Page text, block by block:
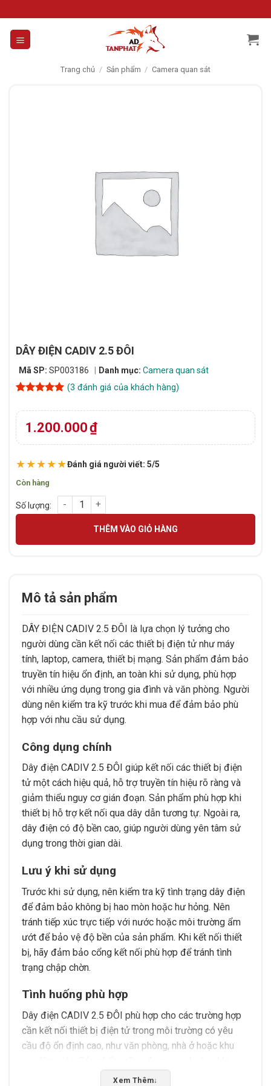
to
content
Trang chủ / Sản phẩm / Camera quan sát
DÂY ĐIỆN CADIV 2.5 ĐÔI
Mã SP: SP003186 Danh mục: Camera quan sát
dựa trên
đánh giá
(3 đánh giá của khách hàng)
1.200.000₫
★★★★★Đánh giá người viết: 5/5
Còn hàng
DÂY ĐIỆN CADIV 2.5 ĐÔI số lượng
THÊM VÀO GIỎ HÀNG
Mô tả sản phẩm
DÂY ĐIỆN CADIV 2.5 ĐÔI là lựa chọn lý tưởng cho
người dùng cần kết nối các thiết bị điện tử như máy
tính, laptop, camera, thiết bị mạng. Sản phẩm đảm bảo
truyền tín hiệu ổn định, an toàn khi sử dụng, phù hợp
với nhiều ứng dụng trong gia đình và văn phòng. Người
dùng nên kiểm tra kỹ trước khi mua để đảm bảo phù
hợp với nhu cầu sử dụng.
Công dụng chính
Dây điện CADIV 2.5 ĐÔI giúp kết nối các thiết bị điện
tử một cách hiệu quả, hỗ trợ truyền tín hiệu rõ ràng và
giảm thiểu nguy cơ gián đoạn. Sản phẩm phù hợp khi
thiết bị hỗ trợ kết nối qua dây dẫn tương tự. Ngoài ra,
dây điện có độ bền cao, giúp người dùng yên tâm sử
dụng trong thời gian dài.
Lưu ý khi sử dụng
Trước khi sử dụng, nên kiểm tra kỹ tình trạng dây điện
để đảm bảo không bị hao mòn hoặc hư hỏng. Nên
tránh tiếp xúc trực tiếp với nước hoặc môi trường ẩm
ướt để bảo vệ độ bền của sản phẩm. Khi kết nối thiết
bị, hãy đảm bảo cổng kết nối phù hợp để tránh tình
trạng chập chờn.
Tình huống phù hợp
Dây điện CADIV 2.5 ĐÔI phù hợp cho các trường hợp
cần kết nối thiết bị điện tử trong môi trường có yêu
cầu độ ổn định cao, như văn phòng, nhà ở hoặc khu
người dùng cần kết nối nhiều thiết bị cùng lúc mà
Xem Thêm↓